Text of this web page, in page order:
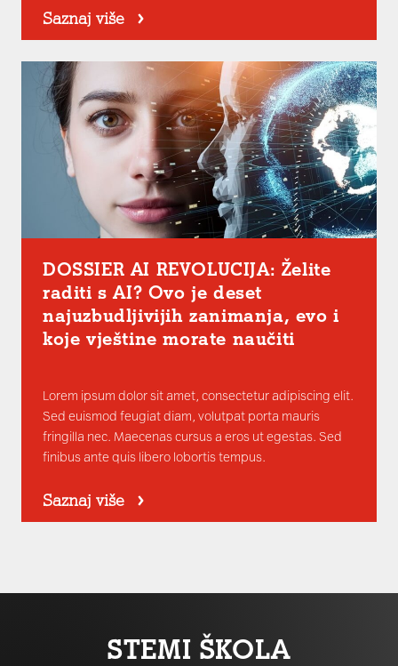
Saznaj više
DOSSIER AI REVOLUCIJA: Želite
raditi s AI? Ovo je deset
najuzbudljivijih zanimanja, evo i
koje vještine morate naučiti
Lorem ipsum dolor sit amet, consectetur adipiscing elit.
Sed euismod feugiat diam, volutpat porta mauris
fringilla nec. Maecenas cursus a eros ut egestas. Sed
finibus ante quis libero lobortis tempus.
Saznaj više
STEMI ŠKOLA